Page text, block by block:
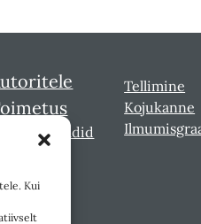
Kui
laureaadid
Tellimine
Kojukanne